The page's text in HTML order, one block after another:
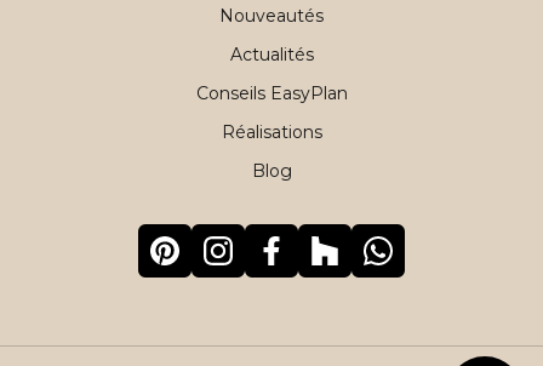
Nouveautés
Actualités
Conseils EasyPlan
Réalisations
Blog